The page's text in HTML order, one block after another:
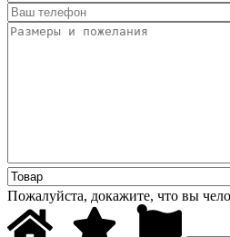
Пожалуйста, докажите, что вы